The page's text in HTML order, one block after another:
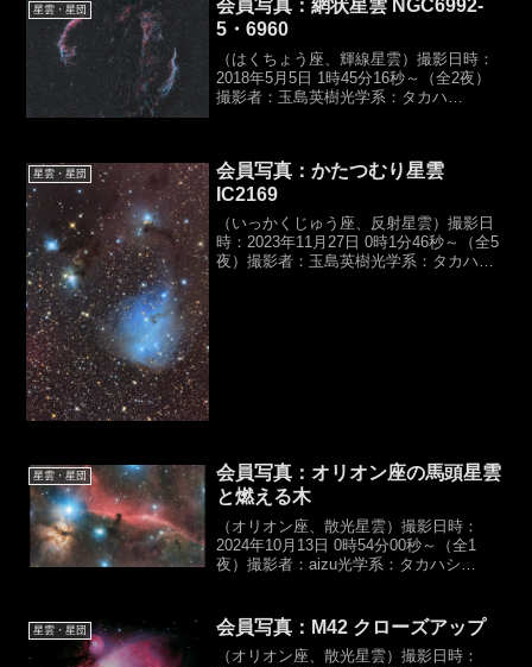
星雲・星団
会員写真：網状星雲 NGC6992-
5・6960
（はくちょう座、輝線星雲）撮影日時：
2018年5月5日 1時45分16秒～（全2夜）
撮影者：玉島英樹光学系：タカハ
星雲・星団
会員写真：かたつむり星雲
IC2169
（いっかくじゅう座、反射星雲）撮影日
時：2023年11月27日 0時1分46秒～（全5
夜）撮影者：玉島英樹光学系：タカハ
星雲・星団
会員写真：オリオン座の馬頭星雲
と燃える木
（オリオン座、散光星雲）撮影日時：
2024年10月13日 0時54分00秒～（全1
夜）撮影者：aizu光学系：タカハシ
ASI533MC-Pro露光時間：カラ...
星雲・星団 会員写真：M42 クローズアップ
（オリオン座、散光星雲）撮影日時：